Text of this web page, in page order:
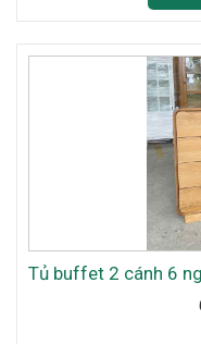
Tủ buffet 2 cánh 6